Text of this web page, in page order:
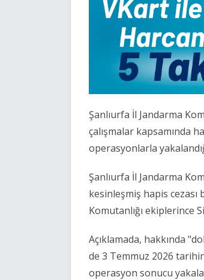
Şanlıurfa İl Jandarma
çalışmalar kapsamında
operasyonlarla
Şanlıurfa İl Jandarma
kesinleşmiş hapis cezası
Komutanlığı ekiplerince
Açıklamada, hakkında
de 3 Temmuz 2026
operasyon sonucu